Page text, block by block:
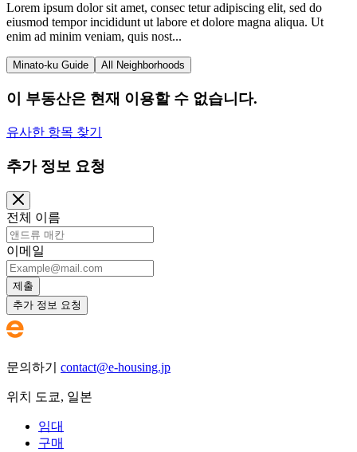
Lorem ipsum dolor sit amet, consec tetur adipiscing elit, sed do
eiusmod tempor incididunt ut labore et dolore magna aliqua. Ut
enim ad minim veniam, quis nost...
Minato-ku Guide All Neighborhoods
이 부동산은 현재 이용할 수 없습니다.
유사한 항목 찾기
추가 정보 요청
전체 이름
이메일
제출
추가 정보 요청
문의하기 contact@e-housing.jp
위치 도쿄, 일본
임대
구매